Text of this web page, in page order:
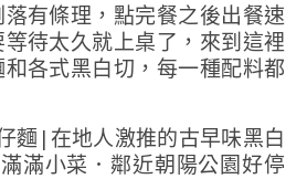
有條理，點完餐之後出餐速
待太久就上桌了，來到這裡
各式黑白切，每一種配料都